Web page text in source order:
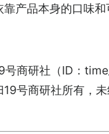
产品本身的口味和
号商研社（ID：
19号商研社所有，